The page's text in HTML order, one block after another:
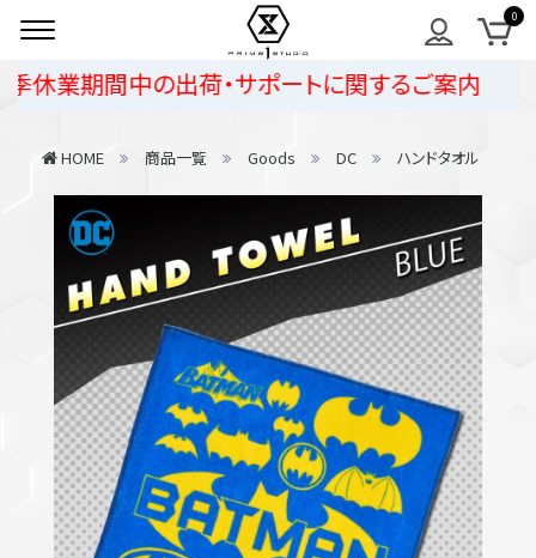
業期間中の出荷・サポートに関するご案内
HOME 商品一覧 Goods DC ハンドタオル